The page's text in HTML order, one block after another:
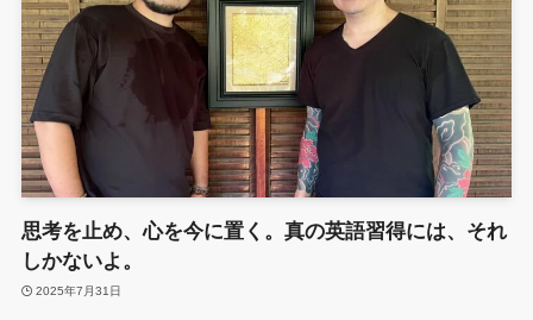
思考を止め、心を今に置く。真の英語習得には、それ
しかないよ。
2025年7月31日